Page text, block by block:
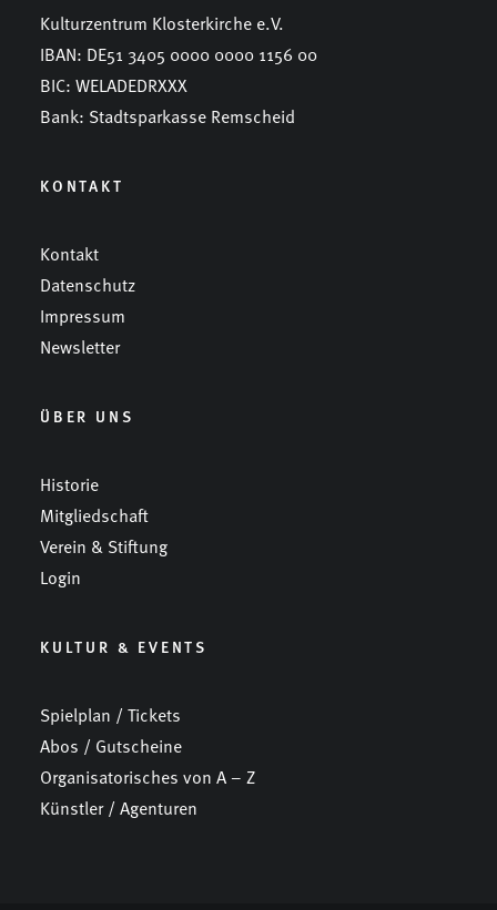
Kulturzentrum Klosterkirche e.V.
IBAN: DE51 3405 0000 0000 1156 00
BIC: WELADEDRXXX
Bank: Stadtsparkasse Remscheid
KONTAKT
Kontakt
Datenschutz
Impressum
Newsletter
ÜBER UNS
Historie
Mitgliedschaft
Verein & Stiftung
Login
KULTUR & EVENTS
Spielplan / Tickets
Abos / Gutscheine
Organisatorisches von A – Z
Künstler / Agenturen